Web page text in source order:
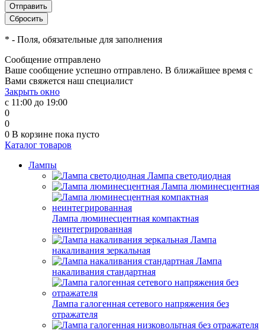
* - Поля, обязательные для заполнения
Сообщение отправлено
Ваше сообщение успешно отправлено. В ближайшее время с
Вами свяжется наш специалист
Закрыть окно
с 11:00 до 19:00
0
0
0 В корзине пока пусто
Каталог товаров
Лампы
Лампа светодиодная
Лампа люминесцентная
Лампа люминесцентная компактная
неинтегрированная
Лампа
накаливания зеркальная
Лампа
накаливания стандартная
Лампа галогенная сетевого напряжения без
отражателя